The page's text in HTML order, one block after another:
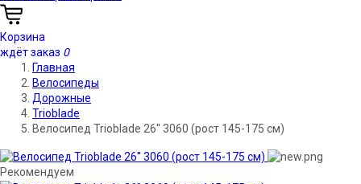
Корзина
ждёт заказ 0
Главная
Велосипеды
Дорожные
Trioblade
Велосипед Trioblade 26'' 3060 (рост 145-175 см)
Рекомендуем